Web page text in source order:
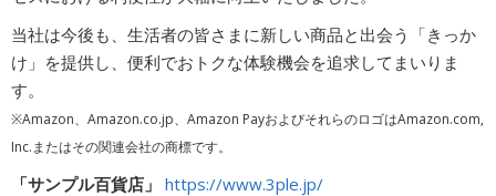
当社は今後も、生活者の皆さまに新しい商品と出会う「きっか
け」を提供し、便利でおトクな体験機会を追求してまいりま
す。
※Amazon、Amazon.co.jp、Amazon PayおよびそれらのロゴはAmazon.com,
Inc.またはその関連会社の商標です。
「サンプル百貨店」 https://www.3ple.jp/